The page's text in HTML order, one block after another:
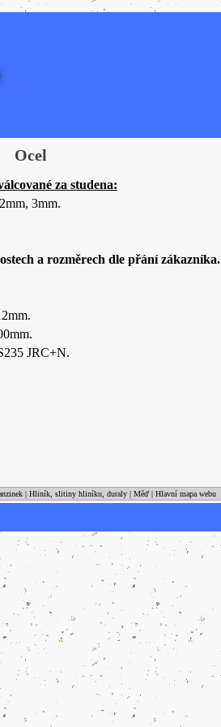
Ocel
za studena:
3mm.
a rozměrech dle přání zákazníka.
JRC+N.
| Hliník, slitiny hliníku, duraly | Měď| Hlavní mapa webu